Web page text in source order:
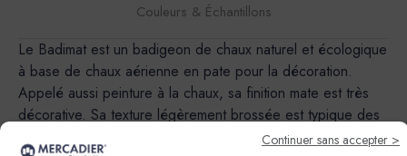
Couleurs & Échantillons
Le Badimat est un badigeon de chaux naturel et écologique
à base de chaux aérienne en pate pour la décoration.
Appelé aussi peinture à la chaux, sa finition mate est très
décorative. Sa texture légèrement brossée est typique des
badigeons de chaux d'antan.Il est particuliérement indiqué
Continuer sans accepter >